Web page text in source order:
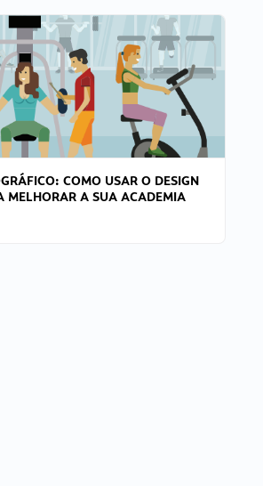
COMO USAR O DESIGN
MELHORAR A SUA ACADEMIA